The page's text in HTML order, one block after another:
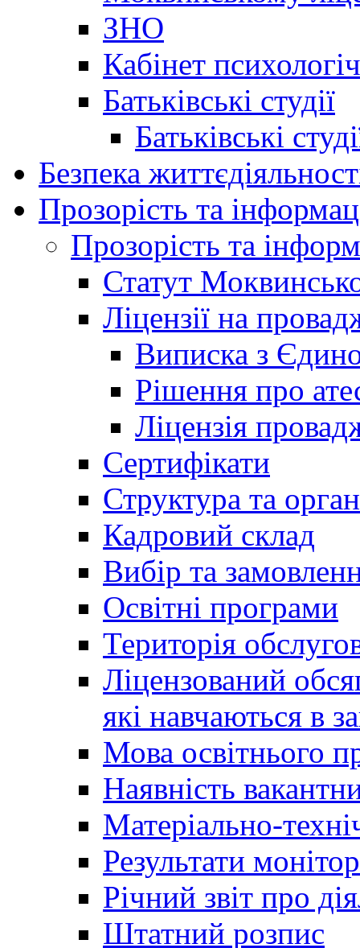
ЗНО
Кабінет
Батьківські студії
Батьківські
Безпека
Прозорість та
Прозорість та
Статут
Ліцензії на
Виписка з
Рішення про
Ліцензія
Сертифікати
Структура та
Кадровий склад
Вибір та
Освітні програми
Територія
Ліцензований
які навчаються в
Мова освітнього
Наявність
Матеріально-
Результати
Річний звіт про
Штатний розпис